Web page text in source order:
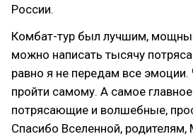
России.
Комбат-тур был лучшим,
можно написать тысячу
равно я не передам все эмоции.
пройти самому. А самое
потрясающие и волшебные,
Спасибо Вселенной, родителям,